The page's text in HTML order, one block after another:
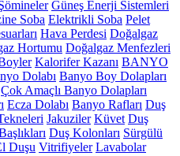
Güneş Enerji Sistemleri
Soba Elektrikli Soba Pelet
Hava Perdesi Doğalgaz
Hortumu Doğalgaz Menfezleri
Kalorifer Kazanı BANYO
Dolabı Banyo Boy Dolapları
Çok Amaçlı Banyo Dolapları
Ecza Dolabı Banyo Rafları Duş
Jakuziler Küvet Duş
Duş Kolonları Sürgülü
Duşu Vitrifiyeler Lavabolar